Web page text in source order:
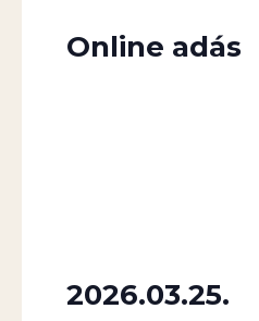
Online adás
2026.03.25.